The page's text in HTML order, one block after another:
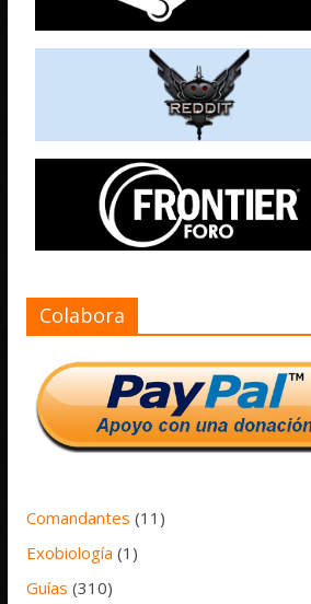
Colabora
Comandantes (11)
Exobiología (1)
Guías (310)